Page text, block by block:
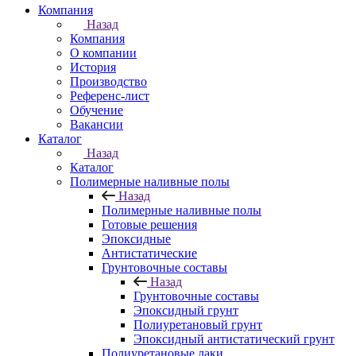
Компания
Назад
Компания
О компании
История
Производство
Референс-лист
Обучение
Вакансии
Каталог
Назад
Каталог
Полимерные наливные полы
Назад
Полимерные наливные полы
Готовые решения
Эпоксидные
Антистатические
Грунтовочные составы
Назад
Грунтовочные составы
Эпоксидный грунт
Полиуретановый грунт
Эпоксидный антистатический грунт
Полиуретановые лаки